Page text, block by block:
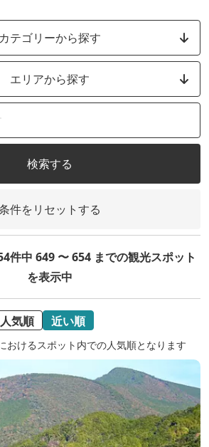
カテゴリーから探す
エリアから探す
検索する
件をリセットする
件中 649 〜 654 までの観光スポット
を表示中
人気順 近い順
おけるスポット内での人気順となります